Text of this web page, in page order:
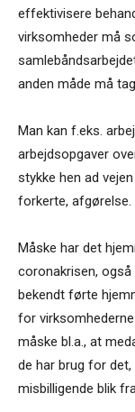
effektivisere
virksomheder må
anden måde må
Man kan f.eks.
arbejdsopgaver
stykke hen ad
forkerte, afgørelse.
Måske har det
coronakrisen,
bekendt førte
for
måske bl.a., at
de har brug for
misbilligende blik